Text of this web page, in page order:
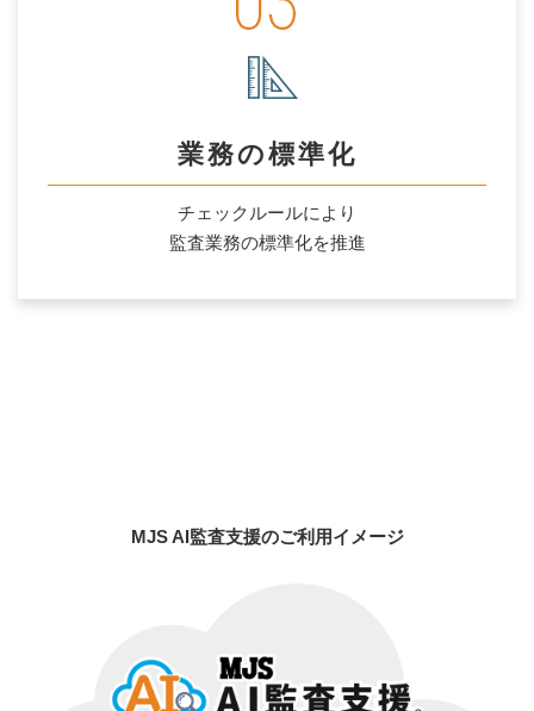
業務の標準化
チェックルールにより
監査業務の標準化を推進
MJS AI監査支援のご利用イメージ